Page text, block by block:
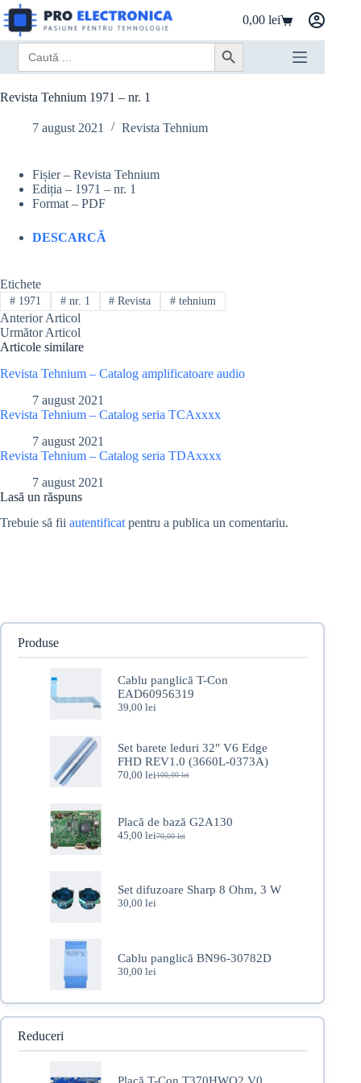
Sari
la
conținut
Coș
de
cumpărături
0,00lei
Search
for:
Search Button
Revista Tehnium 1971 – nr. 1
7 august 2021 Revista Tehnium
Fișier – Revista Tehnium
Ediția – 1971 – nr. 1
Format – PDF
DESCARCĂ
Etichete
#1971 #nr. 1 # Revista # tehnium
AnteriorArticol
UrmătorArticol
Articole similare
Revista Tehnium – Catalog amplificatoare audio
7 august 2021
Revista Tehnium – Catalog seria TCAxxxx
7 august 2021
Revista Tehnium – Catalog seria TDAxxxx
7 august 2021
Lasă un răspuns
Trebuie să fii autentificat pentru a publica un comentariu.
Produse
Cablu panglică T-Con
EAD60956319
39,00 lei
Set barete leduri 32" V6 Edge
FHD REV1.0 (3660L-0373A)
100,00lei
Prețul
fost:
100,00 lei.
70,00 leiPrețul
70,00 lei.
Placă de bază G2A130
70,00lei
Prețul
70,00 lei.
45,00 leiPrețul
Set difuzoare Sharp 8 Ohm, 3 W
30,00 lei
Cablu panglică BN96-30782D
30,00 lei
Reduceri
Placă T-Con T370HWO2 V0